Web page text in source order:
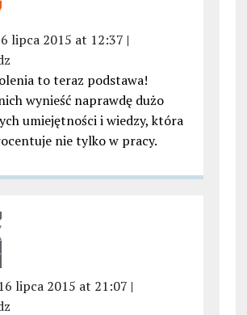
lipca 2015 at 12:37 |
to teraz podstawa!
wynieść naprawdę dużo
umiejętności i wiedzy, która
nie tylko w pracy.
16 lipca 2015 at 21:07 |